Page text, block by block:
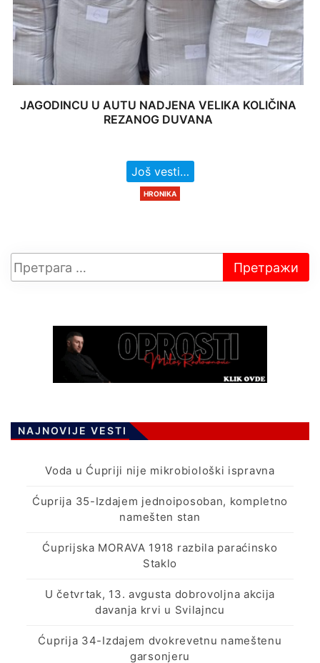
JAGODINCU U AUTU NADJENA VELIKA KOLIČINA
REZANOG DUVANA
Još vesti…
HRONIKA
NAJNOVIJE VESTI
Voda u Ćupriji nije mikrobiološki ispravna
Ćuprija 35-Izdajem jednoiposoban, kompletno
namešten stan
Ćuprijska MORAVA 1918 razbila paraćinsko
Staklo
U četvrtak, 13. avgusta dobrovoljna akcija
davanja krvi u Svilajncu
Ćuprija 34-Izdajem dvokrevetnu nameštenu
garsonjeru